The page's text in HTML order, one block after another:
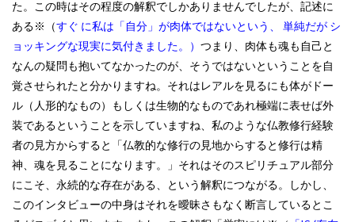
た。この時はその程度の解釈でしかありませんでしたが、記述に
ある※（すぐ に私は「自分」が肉体ではないという、 単純だが シ
ョッキングな現実に気付きました。） つまり、肉体も魂も自己と
なんの疑問も抱いてなかったのが、そうではないということを自
覚させられたと分かりますね。それはレアルを見るにも体がドー
ル（人形的なもの）もしくは生物的なものであれ極端に表せば外
装であるということを示していますね、私のような仏教修行経験
者の見方からすると「仏教的な修行の見地からすると修行は精
神、魂を見ることになります。」 それはそのスピリチュアル部分
にこそ、永続的な存在がある、という解釈につながる。しかし、
このインタビューの中身はそれを曖昧さもなく断言しているとこ